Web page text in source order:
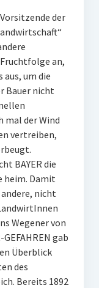
der
an,
aus, um die
Bauer nicht
mal der Wind
vertreiben,
BAYER die
heim. Damit
nicht
Wegener von
GEFAHREN gab
Überblick
des
Bereits 1892